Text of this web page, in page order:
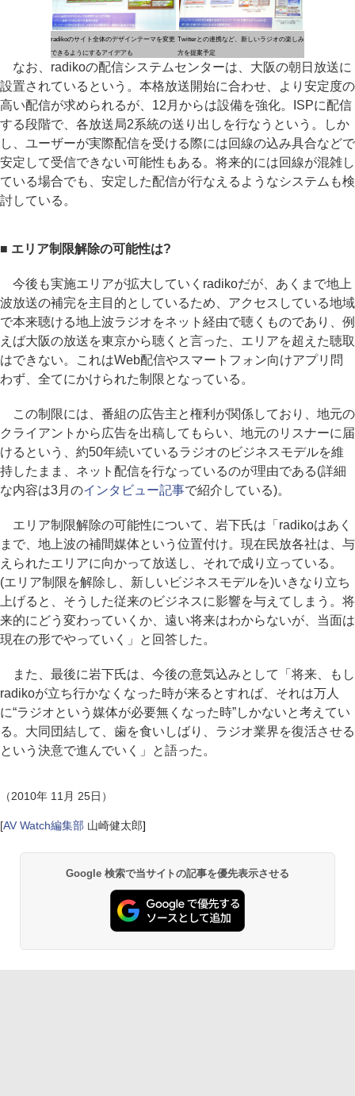
radikoのサイト全体のデザインテーマを変更
できるようにするアイデアも
Twitterとの連携など、新しいラジオの楽しみ
方を提案予定
なお、radikoの配信システムセンターは、大阪の朝日放送に
設置されているという。本格放送開始に合わせ、より安定度の
高い配信が求められるが、12月からは設備を強化。ISPに配信
する段階で、各放送局2系統の送り出しを行なうという。しか
し、ユーザーが実際配信を受ける際には回線の込み具合などで
安定して受信できない可能性もある。将来的には回線が混雑し
ている場合でも、安定した配信が行なえるようなシステムも検
討している。
■ エリア制限解除の可能性は?
今後も実施エリアが拡大していくradikoだが、あくまで地上
波放送の補完を主目的としているため、アクセスしている地域
で本来聴ける地上波ラジオをネット経由で聴くものであり、例
えば大阪の放送を東京から聴くと言った、エリアを超えた聴取
はできない。これはWeb配信やスマートフォン向けアプリ問
わず、全てにかけられた制限となっている。
この制限には、番組の広告主と権利が関係しており、地元の
クライアントから広告を出稿してもらい、地元のリスナーに届
けるという、約50年続いているラジオのビジネスモデルを維
持したまま、ネット配信を行なっているのが理由である(詳細
な内容は3月のインタビュー記事で紹介している)。
エリア制限解除の可能性について、岩下氏は「radikoはあく
まで、地上波の補間媒体という位置付け。現在民放各社は、与
えられたエリアに向かって放送し、それで成り立っている。
(エリア制限を解除し、新しいビジネスモデルを)いきなり立ち
上げると、そうした従来のビジネスに影響を与えてしまう。将
来的にどう変わっていくか、遠い将来はわからないが、当面は
現在の形でやっていく」と回答した。
また、最後に岩下氏は、今後の意気込みとして「将来、もし
radikoが立ち行かなくなった時が来るとすれば、それは万人
に“ラジオという媒体が必要無くなった時”しかないと考えてい
る。大同団結して、歯を食いしばり、ラジオ業界を復活させる
という決意で進んでいく」と語った。
（2010年 11月 25日）
[AV Watch編集部 山崎健太郎]
Google 検索で当サイトの記事を優先表示させる